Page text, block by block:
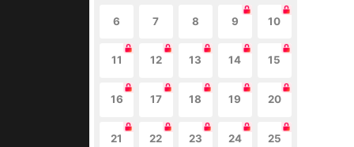
6 7 8 9 10
11 12 13 14 15
16 17 18 19 20
21 22 23 24 25